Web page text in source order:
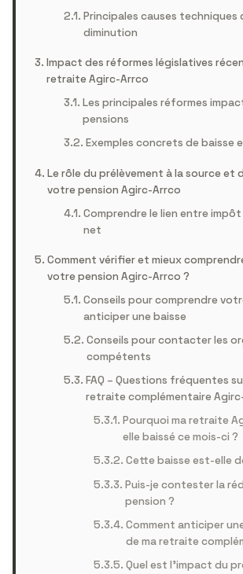
Principales causes techniques
diminution
Impact des réformes législatives
retraite Agirc-Arrco
Les principales réformes
pensions
Exemples concrets de baisse
Le rôle du prélèvement à la source et
votre pension Agirc-Arrco
Comprendre le lien entre
net
Comment vérifier et mieux
votre pension Agirc-Arrco ?
Conseils pour comprendre
anticiper une baisse
Conseils pour contacter les
compétents
FAQ – Questions fréquentes
retraite complémentaire
Pourquoi ma retraite
elle baissé ce mois-ci ?
Cette baisse est-elle
Puis-je contester la
pension ?
Comment anticiper
de ma retraite
Quel est l’impact du